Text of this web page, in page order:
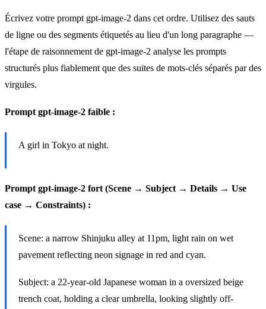
Écrivez votre prompt gpt-image-2 dans cet ordre. Utilisez des sauts
de ligne ou des segments étiquetés au lieu d'un long paragraphe —
l'étape de raisonnement de gpt-image-2 analyse les prompts
structurés plus fiablement que des suites de mots-clés séparés par des
virgules.
Prompt gpt-image-2 faible :
A girl in Tokyo at night.
Prompt gpt-image-2 fort (Scene → Subject → Details → Use
case → Constraints) :
Scene: a narrow Shinjuku alley at 11pm, light rain on wet
pavement reflecting neon signage in red and cyan.
Subject: a 22-year-old Japanese woman in a oversized beige
trench coat, holding a clear umbrella, looking slightly off-